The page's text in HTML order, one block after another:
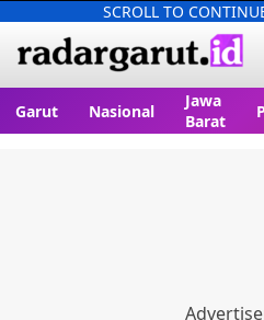
SCROLL TO
Garut Nasional
Jawa
Barat